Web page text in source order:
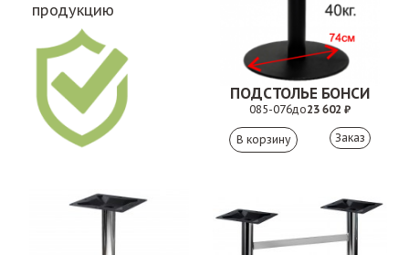
продукцию
ПОДСТОЛЬЕ БОНСИ
085-076до23 602 ₽
Заказ